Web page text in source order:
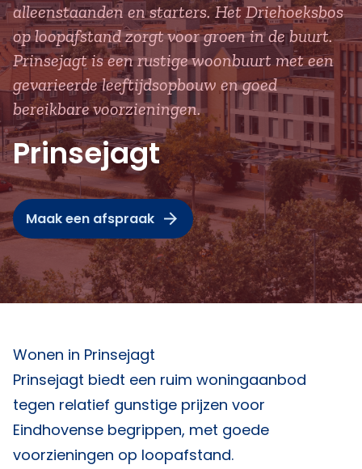
alleenstaanden en starters. Het Driehoeksbos
op loopafstand zorgt voor groen in de buurt.
Prinsejagt is een rustige woonbuurt met een
gevarieerde leeftijdsopbouw en goed
bereikbare voorzieningen.
Prinsejagt
Maak een afspraak
Wonen in Prinsejagt
Prinsejagt biedt een ruim woningaanbod
tegen relatief gunstige prijzen voor
Eindhovense begrippen, met goede
voorzieningen op loopafstand.